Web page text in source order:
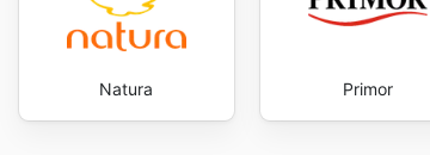
Natura Primor